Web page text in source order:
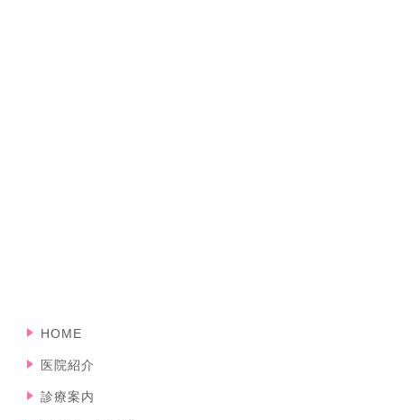
HOME
医院紹介
診療案内